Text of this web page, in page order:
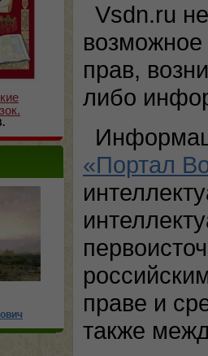
Vsdn.ru
прав,
либо
«Портал
праве и
также